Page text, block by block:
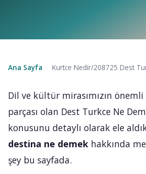
Ana Sayfa Kurtce Nedir/208725 Dest
Dil ve kültür mirasımızın
parçası olan Dest Turkce Ne
konusunu detaylı olarak ele
destina ne demek hakkında
şey bu sayfada.